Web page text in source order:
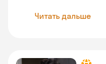
Читать дальше